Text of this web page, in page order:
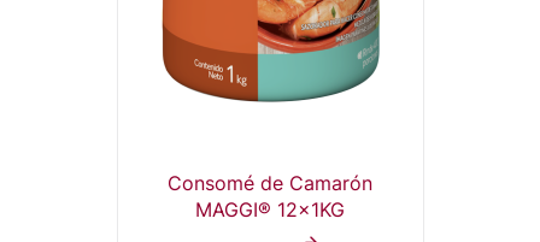
Consomé de Camarón
MAGGI® 12x1KG